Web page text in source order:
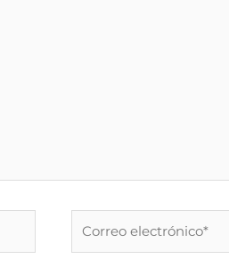
electrónico*